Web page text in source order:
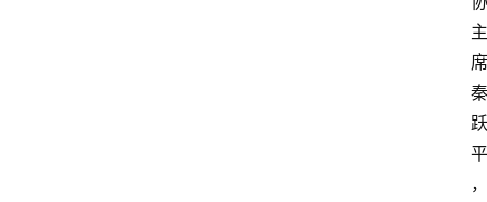
主
席
秦
跃
平
，